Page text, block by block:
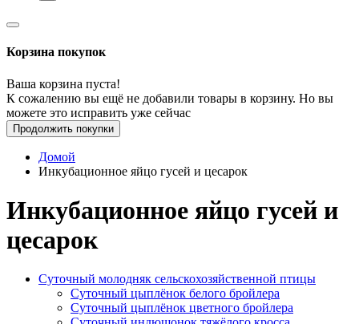
Корзина покупок
Ваша корзина пуста!
К сожалению вы ещё не добавили товары в корзину. Но вы
можете это исправить уже сейчас
Продолжить покупки
Домой
Инкубационное яйцо гусей и цесарок
Инкубационное яйцо гусей и
цесарок
Суточный молодняк сельскохозяйственной птицы
Суточный цыплёнок белого бройлера
Суточный цыплёнок цветного бройлера